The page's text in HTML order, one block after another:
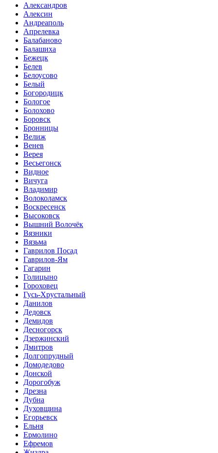
Александров
Алексин
Андреаполь
Апрелевка
Балабаново
Балашиха
Бежецк
Белев
Белоусово
Белый
Богородицк
Бологое
Болохово
Боровск
Бронницы
Велиж
Венев
Верея
Весьегонск
Видное
Вичуга
Владимир
Волоколамск
Воскресенск
Высоковск
Вышний Волочёк
Вязники
Вязьма
Гаврилов Посад
Гаврилов-Ям
Гагарин
Голицыно
Гороховец
Гусь-Хрустальный
Данилов
Дедовск
Демидов
Десногорск
Дзержинский
Дмитров
Долгопрудный
Домодедово
Донской
Дорогобуж
Дрезна
Дубна
Духовщина
Егорьевск
Ельня
Ермолино
Ефремов